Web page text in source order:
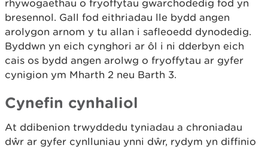
rhywogaethau o fryoffytau gwarchodedig fod yn
bresennol. Gall fod eithriadau lle bydd angen
arolygon arnom y tu allan i safleoedd dynodedig.
Byddwn yn eich cynghori ar ôl i ni dderbyn eich
cais os bydd angen arolwg o fryoffytau ar gyfer
cynigion ym Mharth 2 neu Barth 3.
Cynefin cynhaliol
At ddibenion trwyddedu tyniadau a chroniadau
dŵr ar gyfer cynlluniau ynni dŵr, rydym yn diffinio